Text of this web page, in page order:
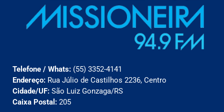
Telefone / Whats: (55) 3352-4141
Endereço: Rua Júlio de Castilhos 2236, Centro
Cidade/UF: São Luiz Gonzaga/RS
Caixa Postal: 205